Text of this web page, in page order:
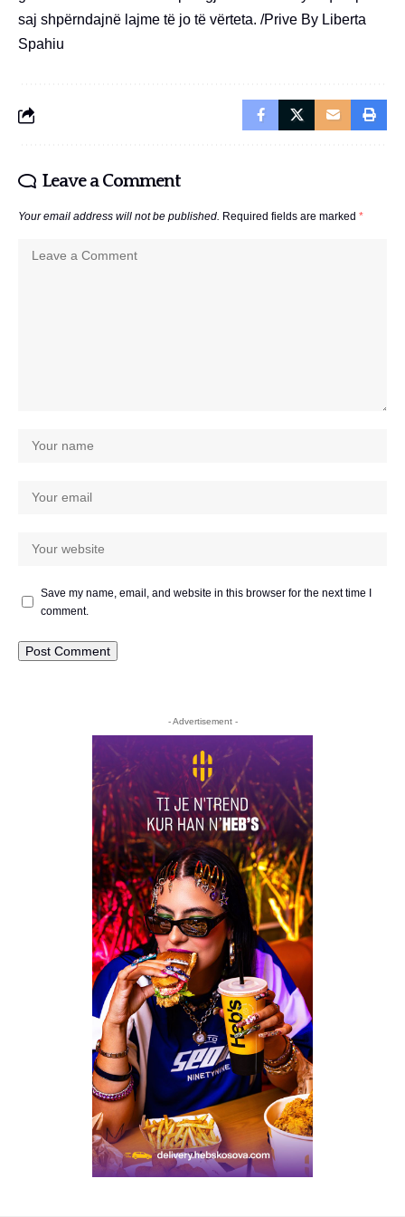
saj shpërndajnë lajme të jo të vërteta. /Prive By Liberta
Spahiu
Leave a Comment
Your email address will not be published. Required fields are marked *
Save my name, email, and website in this browser for the next time I
comment.
- Advertisement -